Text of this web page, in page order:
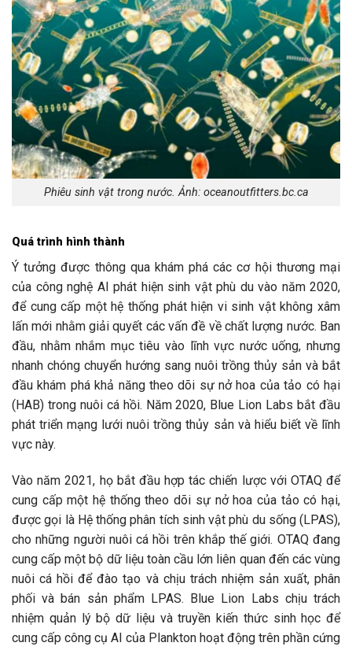
Phiêu sinh vật trong nước. Ảnh: oceanoutfitters.bc.ca
Quá trình hình thành
Ý tưởng được thông qua khám phá các cơ hội thương mại
của công nghệ AI phát hiện sinh vật phù du vào năm 2020,
để cung cấp một hệ thống phát hiện vi sinh vật không xâm
lấn mới nhằm giải quyết các vấn đề về chất lượng nước. Ban
đầu, nhằm nhắm mục tiêu vào lĩnh vực nước uống, nhưng
nhanh chóng chuyển hướng sang nuôi trồng thủy sản và bắt
đầu khám phá khả năng theo dõi sự nở hoa của tảo có hại
(HAB) trong nuôi cá hồi. Năm 2020, Blue Lion Labs bắt đầu
phát triển mạng lưới nuôi trồng thủy sản và hiểu biết về lĩnh
vực này.
Vào năm 2021, họ bắt đầu hợp tác chiến lược với OTAQ để
cung cấp một hệ thống theo dõi sự nở hoa của tảo có hại,
được gọi là Hệ thống phân tích sinh vật phù du sống (LPAS),
cho những người nuôi cá hồi trên khắp thế giới. OTAQ đang
cung cấp một bộ dữ liệu toàn cầu lớn liên quan đến các vùng
nuôi cá hồi để đào tạo và chịu trách nhiệm sản xuất, phân
phối và bán sản phẩm LPAS. Blue Lion Labs chịu trách
nhiệm quản lý bộ dữ liệu và truyền kiến thức sinh học để
cung cấp công cụ AI của Plankton hoạt động trên phần cứng